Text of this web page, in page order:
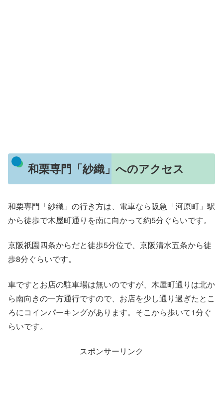
和栗専門「紗織」へのアクセス
和栗専門「紗織」の行き方は、電車なら阪急「河原町」駅
から徒歩で木屋町通りを南に向かって約5分ぐらいです。
京阪祇園四条からだと徒歩5分位で、京阪清水五条から徒
歩8分ぐらいです。
車ですとお店の駐車場は無いのですが、木屋町通りは北か
ら南向きの一方通行ですので、お店を少し通り過ぎたとこ
ろにコインパーキングがあります。そこから歩いて1分ぐ
らいです。
スポンサーリンク